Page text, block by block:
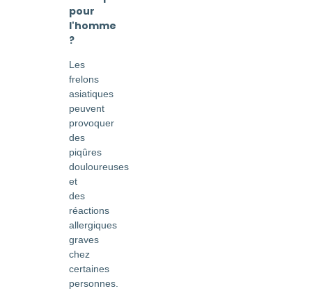
pour
l'homme
?
Les
frelons
asiatiques
peuvent
provoquer
des
piqûres
douloureuses
et
des
réactions
allergiques
graves
chez
certaines
personnes.